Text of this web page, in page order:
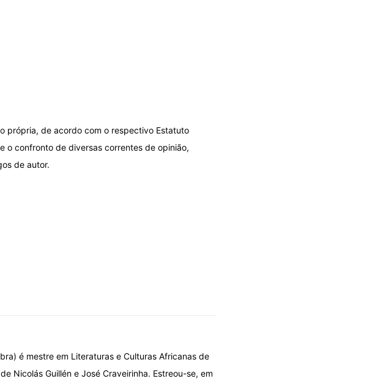
própria, de acordo com o respectivo Estatuto
o confronto de diversas correntes de opinião,
de autor.
é mestre em Literaturas e Culturas Africanas de
Nicolás Guillén e José Craveirinha. Estreou-se, em